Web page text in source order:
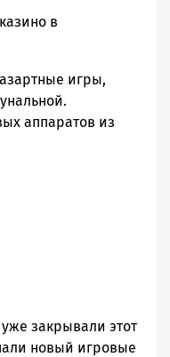
в
игры,
аппаратов из
закрывали этот
новый игровые